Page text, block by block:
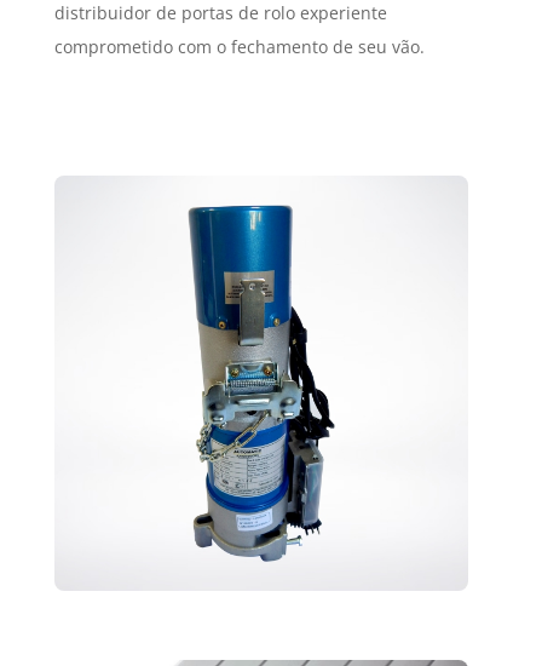
distribuidor de portas de rolo experiente
comprometido com o fechamento de seu vão.